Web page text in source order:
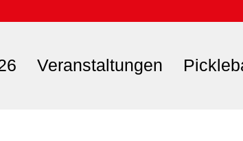
Veranstaltungen